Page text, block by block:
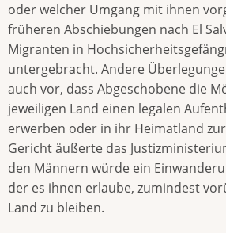
oder welcher Umgang mit ihnen
früheren Abschiebungen nach El
Migranten in
untergebracht. Andere
auch vor, dass Abgeschobene die
jeweiligen Land einen legalen
erwerben oder in ihr Heimatland
Gericht äußerte das
den Männern würde ein
der es ihnen erlaube, zumindest
Land zu bleiben.